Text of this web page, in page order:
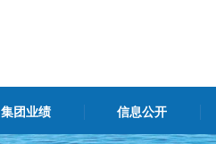
集团业绩 信息公开